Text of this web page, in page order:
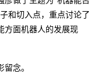
和切入点，重点讨论了
方面机器人的发展现
念。